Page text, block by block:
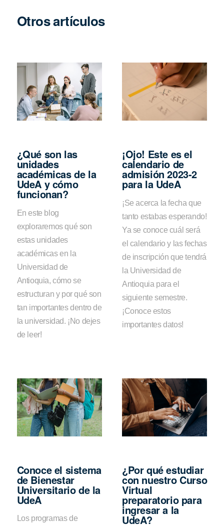
Otros artículos
¿Qué son las
unidades
académicas de la
UdeA y cómo
funcionan?
En este blog
exploraremos qué son
estas unidades
académicas en la
Universidad de
Antioquia, cómo se
estructuran y por qué son
tan importantes dentro de
la universidad. ¡No dejes
de leer!
¡Ojo! Este es el
calendario de
admisión 2023-2
para la UdeA
¡Se acerca la fecha que
tanto estabas esperando!
Ya se conoce cuál será
el calendario y las fechas
de inscripción que tendrá
la Universidad de
Antioquia para el
siguiente semestre.
¡Conoce estos
importantes datos!
Conoce el sistema
de Bienestar
Universitario de la
UdeA
Los programas de
¿Por qué estudiar
con nuestro Curso
Virtual
preparatorio para
ingresar a la
UdeA?